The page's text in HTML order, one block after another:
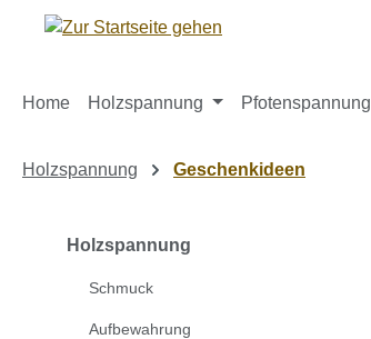
Hauptinhalt springen
Zur Suche springen
Zur Hauptnavigation springen
Home Holzspannung Pfotenspannung
Holzspannung Geschenkideen
Holzspannung
Schmuck
Aufbewahrung